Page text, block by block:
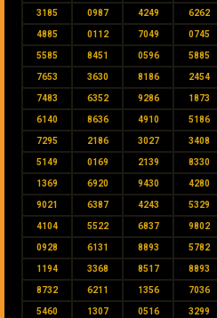
3185 0987 4249 6262
4885 0112 7049 0745
5585 8451 0596 5885
7653 3630 8186 2454
7483 6352 9286 1873
6140 8636 4910 5186
7295 2186 3027 3408
5149 0169 2139 8330
1369 6920 9430 4280
9021 6387 4243 5329
4104 5522 6837 9802
0928 6131 8893 5782
1194 3368 8517 8893
8732 6211 1356 7036
5460 1307 0516 3299